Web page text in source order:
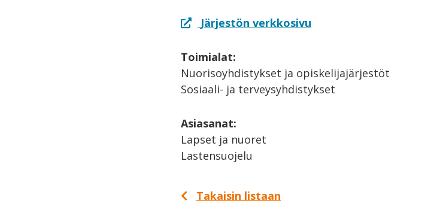
Järjestön verkkosivu
Toimialat:
Nuorisoyhdistykset ja opiskelijajärjestöt
Sosiaali- ja terveysyhdistykset
Asiasanat:
Lapset ja nuoret
Lastensuojelu
Takaisin listaan